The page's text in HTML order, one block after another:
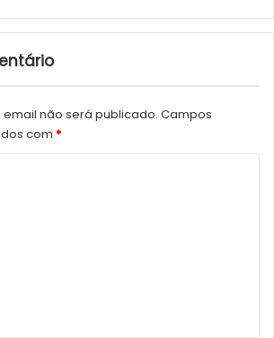
não será publicado. Campos
com *